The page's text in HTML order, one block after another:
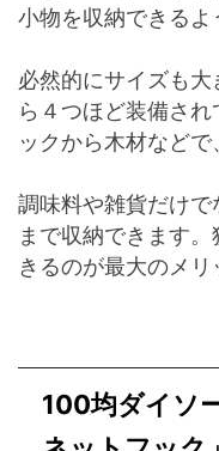
小物を収納できるよ
必然的にサイズも
ら４つほど装備さ
ックから木材などで
調味料や雑貨だけ
まで収納できます
きるのが最大のメリ
100均ダイソ